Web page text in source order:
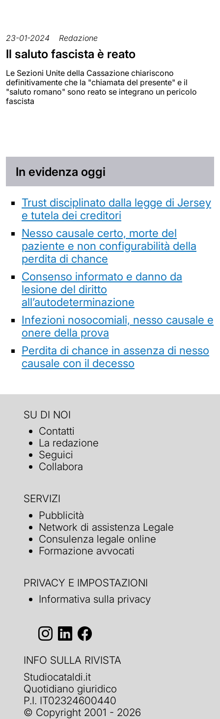
23-01-2024 Redazione
Il saluto fascista è reato
Le Sezioni Unite della Cassazione chiariscono
definitivamente che la "chiamata del presente" e il
"saluto romano" sono reato se integrano un pericolo
fascista
In evidenza oggi
Trust disciplinato dalla legge di Jersey
e tutela dei creditori
Nesso causale certo, morte del
paziente e non configurabilità della
perdita di chance
Consenso informato e danno da
lesione del diritto
all’autodeterminazione
Infezioni nosocomiali, nesso causale e
onere della prova
Perdita di chance in assenza di nesso
causale con il decesso
SU DI NOI
Contatti
La redazione
Seguici
Collabora
SERVIZI
Pubblicità
Network di assistenza Legale
Consulenza legale online
Formazione avvocati
PRIVACY E IMPOSTAZIONI
Informativa sulla privacy
INFO SULLA RIVISTA
Studiocataldi.it
Quotidiano giuridico
P.I. IT02324600440
© Copyright 2001 - 2026